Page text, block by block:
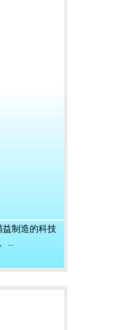
益制造的科技
...